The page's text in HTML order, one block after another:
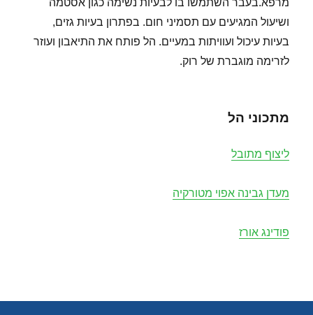
מרפא.בעבר השתמשו בו לבעיות נשימה כגון אסטמה
ושיעול המגיעים עם תסמיני חום. בפתרון בעיות גזים,
בעיות עיכול ועוויתות במעיים. הל פותח את התיאבון ועוזר
לזרימה מוגברת של רוק.
מתכוני הל
ליצוף מתובל
מעדן גבינה אפוי מטורקיה
פודינג אורז